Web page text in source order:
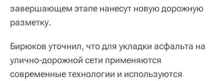
завершающем этапе нанесут новую дорожную
разметку.
Бирюков уточнил, что для укладки асфальта на
улично-дорожной сети применяются
современные технологии и используются